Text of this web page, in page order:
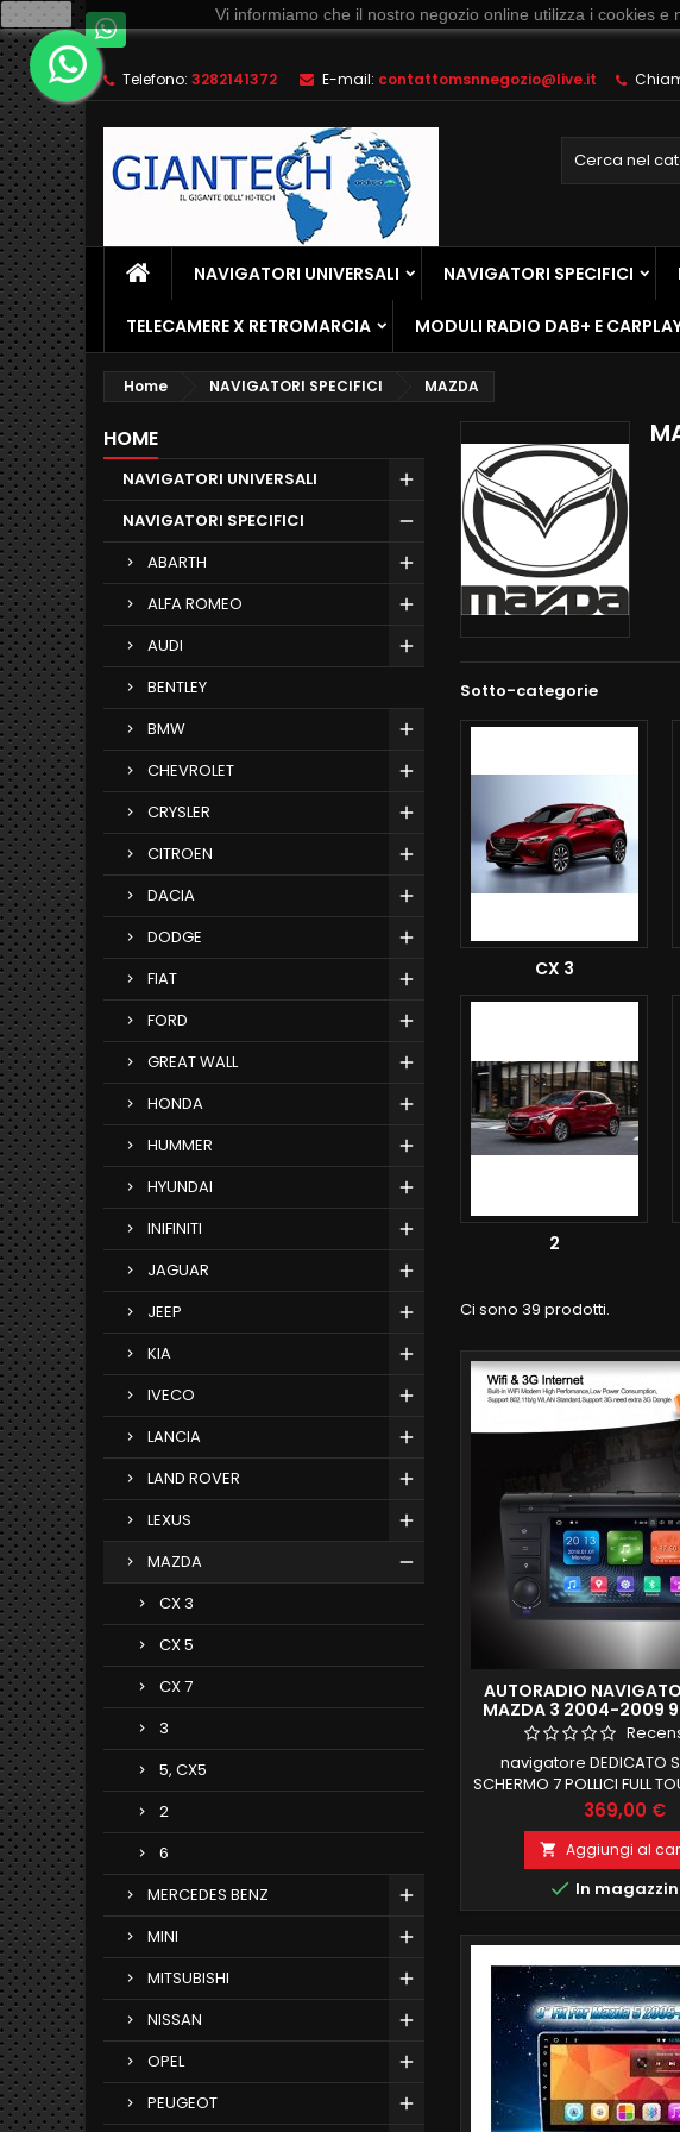
Telefono: 3282141372 E-mail: contattomsnnegozio@live.it
NAVIGATORI UNIVERSALI NAVIGATORI SPECIFICI
TELECAMERE X RETROMARCIA MODULI RADIO DAB+ E
Home NAVIGATORI SPECIFICI MAZDA
HOME
NAVIGATORI UNIVERSALI
NAVIGATORI SPECIFICI
ABARTH
ALFA ROMEO
AUDI
BENTLEY
BMW
CHEVROLET
CRYSLER
CITROEN
DACIA
DODGE
FIAT
FORD
GREAT WALL
HONDA
HUMMER
HYUNDAI
INIFINITI
JAGUAR
JEEP
KIA
IVECO
LANCIA
LAND ROVER
LEXUS
MAZDA
CX 3
CX 5
CX 7
3
5, CX5
2
6
MERCEDES BENZ
MINI
MITSUBISHI
NISSAN
OPEL
PEUGEOT
Sotto-categorie
CX 3
2
Ci sono 39 prodotti.
AUTORADIO
MAZDA 3 2004-2009
HD DAB FULL
navigatore DEDICATO
SCHERMO 7 POLLICI FULL
CD DVD MAZDA 3
RECUPERO COMANDI AL
DI BORDO) 2 GB RAM
ANDROID 9.0 FUNZIONE
COMPATIBILE MODULO
INTEGRATO BLUETOOTH
ingresso camera
Prezzo
369,00 €
 Aggiungi al
 In
Ok Vi informiamo che il nostro negozio online utilizza i cookies